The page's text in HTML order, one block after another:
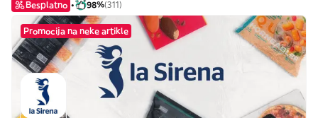
Besplatno 98%(311)
Promocija na neke artikle